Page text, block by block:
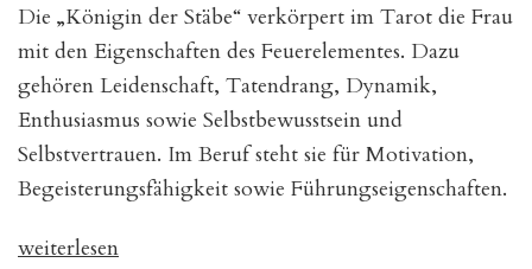
von
der
der
Stäbe
Die „Königin der Stäbe“ verkörpert im Tarot die Frau
mit den Eigenschaften des Feuerelementes. Dazu
gehören Leidenschaft, Tatendrang, Dynamik,
Enthusiasmus sowie Selbstbewusstsein und
Selbstvertrauen. Im Beruf steht sie für Motivation,
Begeisterungsfähigkeit sowie Führungseigenschaften.
„Variationen
weiterlesen